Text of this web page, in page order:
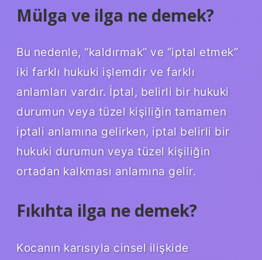
Mülga ve ilga ne demek?
Bu nedenle, “kaldırmak” ve “iptal etmek”
iki farklı hukuki işlemdir ve farklı
anlamları vardır. İptal, belirli bir hukuki
durumun veya tüzel kişiliğin tamamen
iptali anlamına gelirken, iptal belirli bir
hukuki durumun veya tüzel kişiliğin
ortadan kalkması anlamına gelir.
Fıkıhta ilga ne demek?
Kocanın karısıyla cinsel ilişkide